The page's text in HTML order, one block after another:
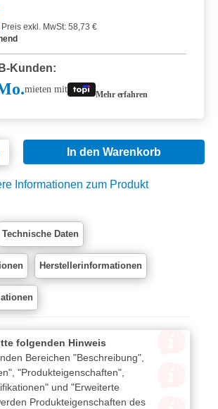
Preis exkl. MwSt: 58,73 €
Kunden:
mieten mit Mehr erfahren
Gib den gewünschten
In den Warenkorb
Informationen zum Produkt
Technische Daten
Herstellerinformationen
folgenden Hinweis
Bereichen "Beschreibung",
"Produkteigenschaften",
und "Erweiterte
Produkteigenschaften des